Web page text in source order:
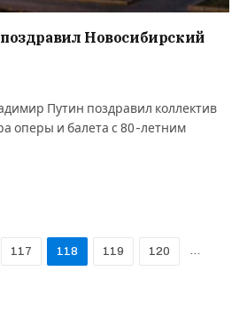
Новосибирский
Путин поздравил коллектив
оперы и балета с 80-летним
117 118 119 120 …